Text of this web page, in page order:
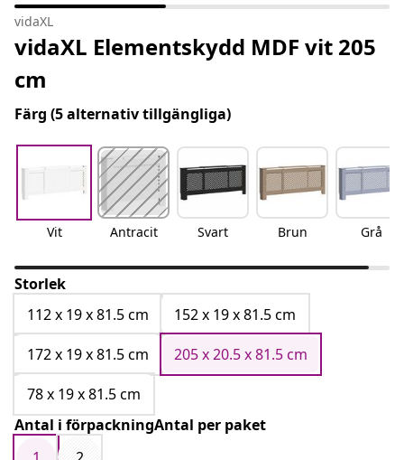
vidaXL
vidaXL Elementskydd MDF vit 205
cm
Färg (5 alternativ tillgängliga)
Vit Antracit Svart Brun Grå
Storlek
112 x 19 x 81.5 cm
152 x 19 x 81.5 cm
172 x 19 x 81.5 cm
205 x 20.5 x 81.5 cm
78 x 19 x 81.5 cm
Antal i förpackningAntal per paket